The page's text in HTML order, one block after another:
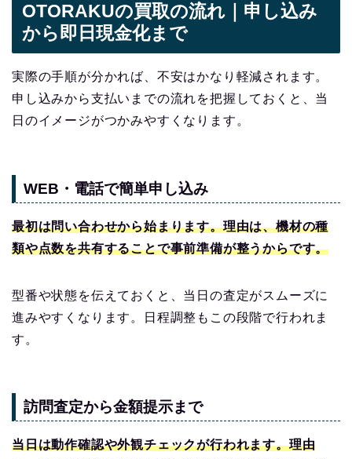
OTORAKUの買取の流れ｜申し込み
から即日現金化まで
実際の手順が分かれば、不安はかなり軽減されます。
申し込みから支払いまでの流れを把握しておくと、当
日のイメージがつかみやすくなります。
WEB・電話で簡単申し込み
最初は問い合わせから始まります。理由は、機材の種
類や点数を共有することで事前準備が整うからです。
型番や状態を伝えておくと、当日の査定がスムーズに
進みやすくなります。日程調整もこの段階で行われま
す。
訪問査定から金額提示まで
当日は動作確認や外観チェックが行われます。理由